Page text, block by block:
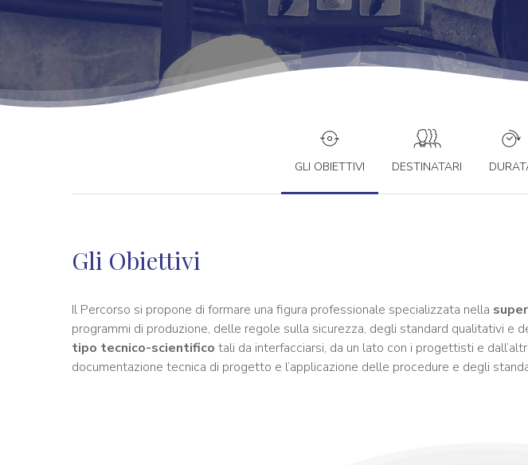
GLI OBIETTIVI DESTINATARI
Gli Obiettivi
Il Percorso si propone di formare una figura professionale specializzata nella
programmi di produzione, delle regole sulla sicurezza, degli standard qualitativi e
tipo tecnico-scientifico tali da interfacciarsi, da un lato con i progettisti e
documentazione tecnica di progetto e l’applicazione delle procedure e degli